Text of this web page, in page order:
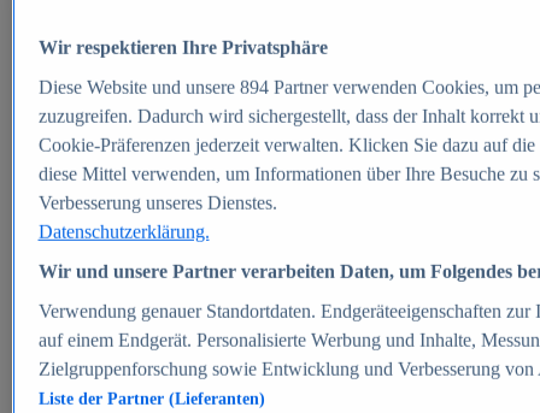
Zum Report
E-commerce
Beliebte Statistiken
Aktuelle Statistiken
E-Commerce - Entwicklung des Umsatzes in
Deutschland 1999-2025
Umsatz von Amazon in Deutschland und weltweit
2010-2025
B2C-E-Commerce: Top-50 Online Shops in
Deutschland 2024
Marktanteile von Online-Zahlungsverfahren in
Deutschland 2024
Umsatzstarke Warengruppen im Online-Handel in
Deutschland 2023-2025
Wir respektieren Ihre Privatsphäre
Diese Website und unsere 894Partner verwenden Cookies, um
zuzugreifen. Dadurch wird sichergestellt, dass der Inhalt korrekt
Cookie-Präferenzen jederzeit verwalten. Klicken Sie dazu auf
diese Mittel verwenden, um Informationen über Ihre Besuche
Verbesserung unseres Dienstes.
Datenschutzerklärung.
Wir und unsere Partner verarbeiten Daten, um Folgendes
Verwendung genauer Standortdaten. Endgeräteeigenschaften
auf einem Endgerät. Personalisierte Werbung und Inhalte,
Zielgruppenforschung sowie Entwicklung und Verbesserung von
Liste der Partner (Lieferanten)